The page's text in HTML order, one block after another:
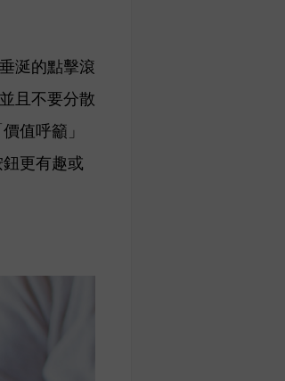
涎的點擊滾
且不要分散
值呼籲」
更有趣或